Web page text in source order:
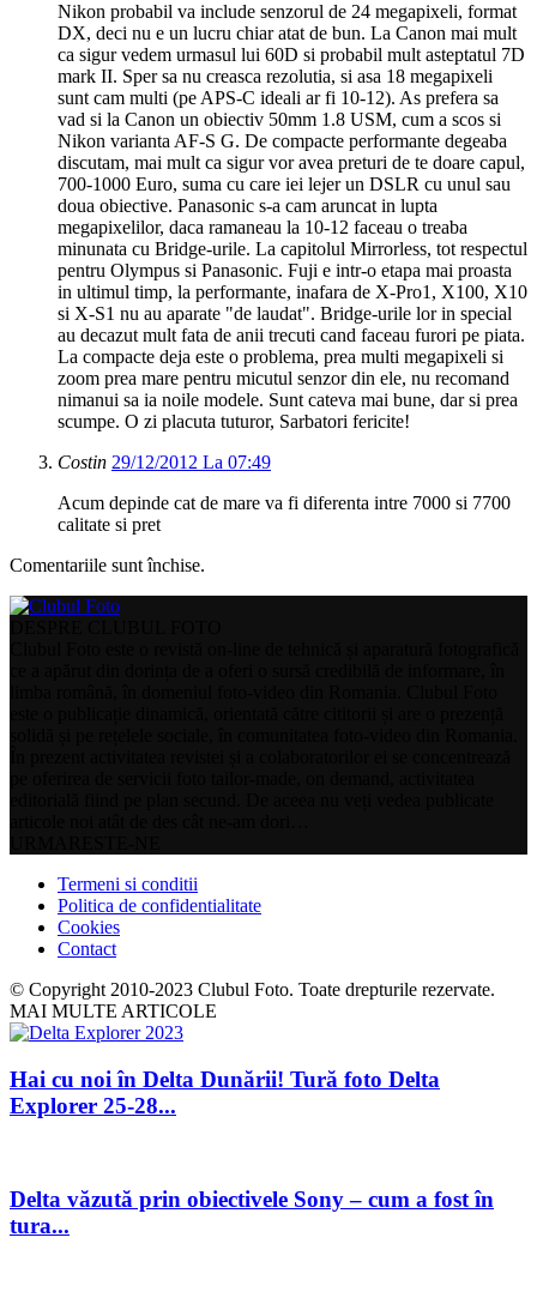
Nikon probabil va include senzorul de 24 megapixeli, format
DX, deci nu e un lucru chiar atat de bun. La Canon mai mult
ca sigur vedem urmasul lui 60D si probabil mult asteptatul 7D
mark II. Sper sa nu creasca rezolutia, si asa 18 megapixeli
sunt cam multi (pe APS-C ideali ar fi 10-12). As prefera sa
vad si la Canon un obiectiv 50mm 1.8 USM, cum a scos si
Nikon varianta AF-S G. De compacte performante degeaba
discutam, mai mult ca sigur vor avea preturi de te doare capul,
700-1000 Euro, suma cu care iei lejer un DSLR cu unul sau
doua obiective. Panasonic s-a cam aruncat in lupta
megapixelilor, daca ramaneau la 10-12 faceau o treaba
minunata cu Bridge-urile. La capitolul Mirrorless, tot respectul
pentru Olympus si Panasonic. Fuji e intr-o etapa mai proasta
in ultimul timp, la performante, inafara de X-Pro1, X100, X10
si X-S1 nu au aparate "de laudat". Bridge-urile lor in special
au decazut mult fata de anii trecuti cand faceau furori pe piata.
La compacte deja este o problema, prea multi megapixeli si
zoom prea mare pentru micutul senzor din ele, nu recomand
nimanui sa ia noile modele. Sunt cateva mai bune, dar si prea
scumpe. O zi placuta tuturor, Sarbatori fericite!
Costin 29/12/2012 La 07:49
Acum depinde cat de mare va fi diferenta intre 7000 si 7700
calitate si pret
Comentariile sunt închise.
Termeni si conditii
Politica de confidentialitate
Cookies
Contact
© Copyright 2010-2023 Clubul Foto. Toate drepturile rezervate.
MAI MULTE ARTICOLE
Hai cu noi în Delta Dunării! Tură foto Delta
Explorer 25-28...
Delta văzută prin obiectivele Sony – cum a fost în
tura...